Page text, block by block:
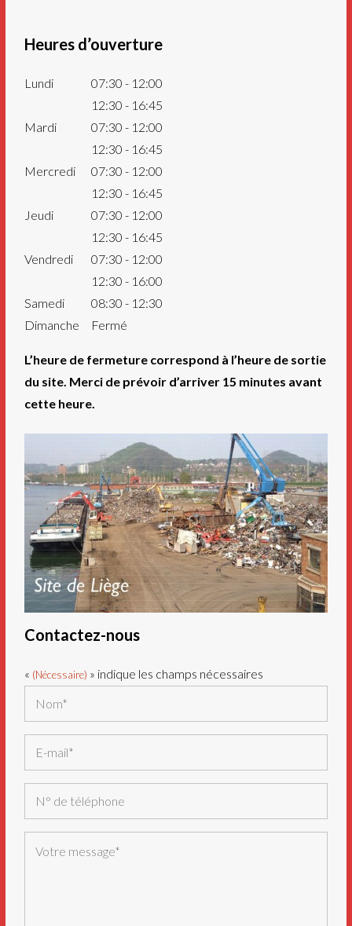
Heures d’ouverture
Lundi
07:30 - 12:00
12:30 - 16:45
Mardi
07:30 - 12:00
12:30 - 16:45
Mercredi
07:30 - 12:00
12:30 - 16:45
Jeudi
07:30 - 12:00
12:30 - 16:45
Vendredi
07:30 - 12:00
12:30 - 16:00
Samedi
08:30 - 12:30
Dimanche
Fermé
L’heure de fermeture correspond à l’heure de sortie
du site. Merci de prévoir d’arriver 15 minutes avant
cette heure.
Contactez-nous
« (Nécessaire) » indique les champs nécessaires
(Nécessaire)
mailadres
de
téléphone